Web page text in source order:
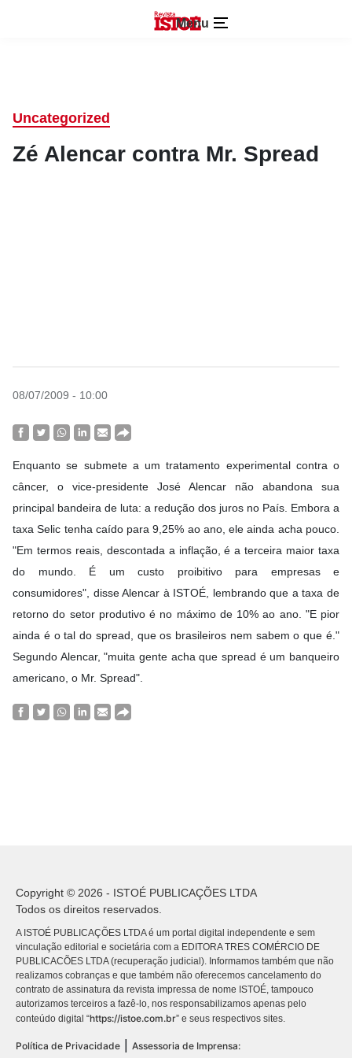
Menu
Uncategorized
Zé Alencar contra Mr. Spread
08/07/2009 - 10:00
Enquanto se submete a um tratamento experimental contra o
câncer, o vice-presidente José Alencar não abandona sua
principal bandeira de luta: a redução dos juros no País. Embora a
taxa Selic tenha caído para 9,25% ao ano, ele ainda acha pouco.
"Em termos reais, descontada a inflação, é a terceira maior taxa
do mundo. É um custo proibitivo para empresas e
consumidores", disse Alencar à ISTOÉ, lembrando que a taxa de
retorno do setor produtivo é no máximo de 10% ao ano. "E pior
ainda é o tal do spread, que os brasileiros nem sabem o que é."
Segundo Alencar, "muita gente acha que spread é um banqueiro
americano, o Mr. Spread".
Copyright © 2026 - ISTOÉ PUBLICAÇÕES LTDA
Todos os direitos reservados.
A ISTOÉ PUBLICAÇÕES LTDA é um portal digital independente e sem
vinculação editorial e societária com a EDITORA TRES COMÉRCIO DE
PUBLICACÕES LTDA (recuperação judicial). Informamos também que não
realizamos cobranças e que também não oferecemos cancelamento do
contrato de assinatura da revista impressa de nome ISTOÉ, tampouco
autorizamos terceiros a fazê-lo, nos responsabilizamos apenas pelo
conteúdo digital “https://istoe.com.br” e seus respectivos sites.
Política de Privacidade Assessoria de Imprensa: